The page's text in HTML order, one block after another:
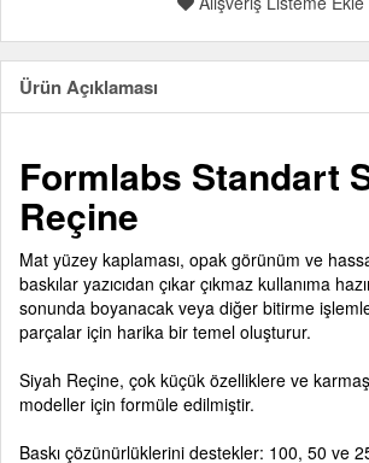
Ürün Açıklaması
Formlabs Standart
Reçine
Mat yüzey kaplaması, opak görünüm ve
baskılar yazıcıdan çıkar çıkmaz kullanıma
sonunda boyanacak veya diğer bitirme
parçalar için harika bir temel oluşturur.
Siyah Reçine, çok küçük özelliklere ve
modeller için formüle edilmiştir.
Baskı çözünürlüklerini destekler: 100, 50 ve